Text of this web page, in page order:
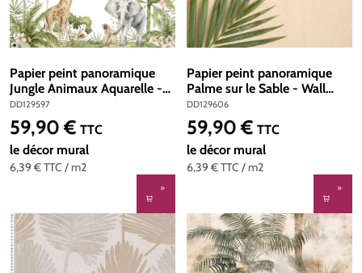
Papier peint panoramique
Jungle Animaux Aquarelle -
Wall Love d'A.S. Création |
Réf. DD129597
DD129597
6,39 €TTC / m2
Prix régulier :
59,90 € TTC
le décor mural
Papier peint panoramique
Palme sur le Sable - Wall
Love d'A.S. Création | Réf.
DD129606
DD129606
6,39 €TTC / m2
Prix régulier :
59,90 € TTC
le décor mural